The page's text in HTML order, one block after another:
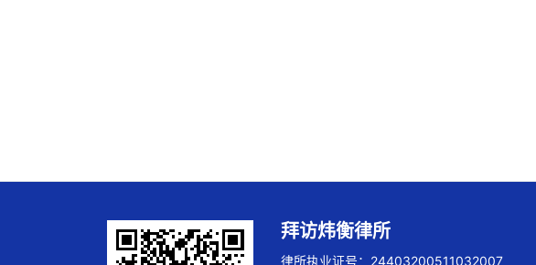
拜访炜衡律所
律所执业证号：24403200511032007